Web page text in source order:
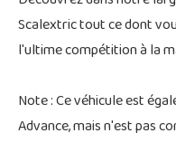
Scalextric tout ce dont
l'ultime compétition à la
Note : Ce véhicule est
Advance, mais n'est pas